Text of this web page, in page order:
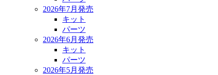
2026年7月発売
キット
パーツ
2026年6月発売
キット
パーツ
2026年5月発売